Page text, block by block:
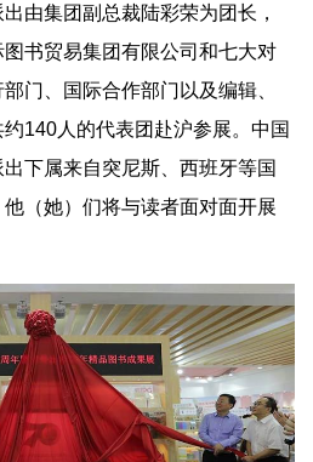
由集团副总裁陆彩荣为团长，
书贸易集团有限公司和七大对
门、国际合作部门以及编辑、
140人的代表团赴沪参展。中国
下属来自突尼斯、西班牙等国
（她）们将与读者面对面开展